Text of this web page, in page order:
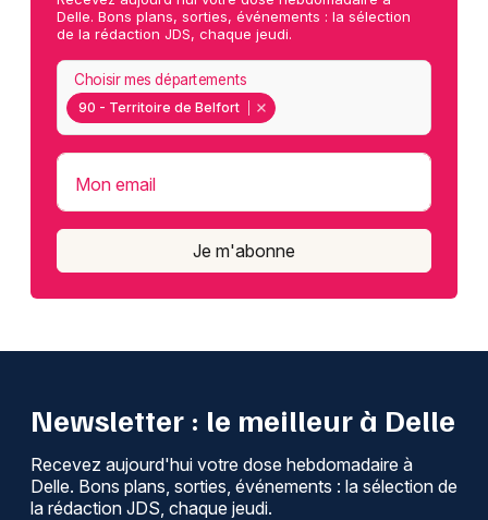
Delle. Bons plans, sorties, événements : la sélection
de la rédaction JDS, chaque jeudi.
90 - Territoire de Belfort
Choisir mes départements
Mon email
Je m'abonne
Newsletter : le meilleur à Delle
Recevez aujourd'hui votre dose hebdomadaire à
Delle. Bons plans, sorties, événements : la sélection de
la rédaction JDS, chaque jeudi.